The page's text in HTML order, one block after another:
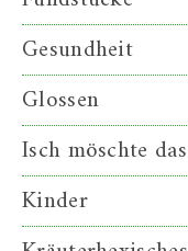
Gesundheit
Glossen
Isch möschte das
Kinder